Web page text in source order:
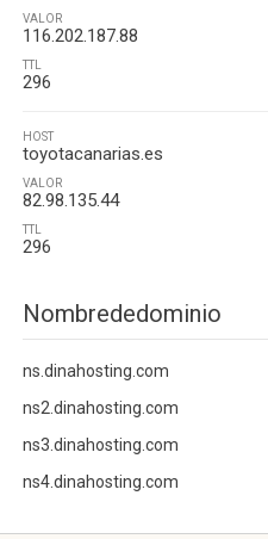
VALOR
116.202.187.88
TTL
296
HOST
toyotacanarias.es
VALOR
82.98.135.44
TTL
296
Nombrededominio
ns.dinahosting.com
ns2.dinahosting.com
ns3.dinahosting.com
ns4.dinahosting.com